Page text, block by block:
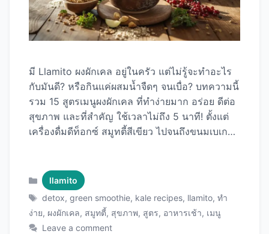
มี Llamito ผงผักเคล อยู่ในครัว แต่ไม่รู้จะทำอะไร
กับมันดี? หรือกินแค่ผสมน้ำจืดๆ จนเบื่อ? บทความนี้
รวม 15 สูตรเมนูผงผักเคล ที่ทำง่ายมาก อร่อย ดีต่อ
สุขภาพ และที่สำคัญ ใช้เวลาไม่ถึง 5 นาที! ตั้งแต่
เครื่องดื่มดีท็อกซ์ สมูทตี้สีเขียว ไปจนถึงขนมเบเกอรี่
ใช้ Llamito ผงผักเคล? ข้อดีที่ชัดเจน 1. สะดวกสุดๆ
2. ไม่ขม ไม่มีกลิ่นแรง 3. เก็บได้นาน 4. คุณค่าเข้ม
ข้น เครื่องดื่มดีท็อกซ์ (5 สูตร) 1. Green Detox
Water (เวลา: 2 นาที) ส่วนผสม: วิธีทำ: ประโยชน์:
Categories
llamito
Tags
detox,green smoothie, kale recipes, llamito,ทำ
ง่าย, ผงผักเคล, สมูทตี้, สุขภาพ, สูตร, อาหารเช้า, เมนู
Leave a comment